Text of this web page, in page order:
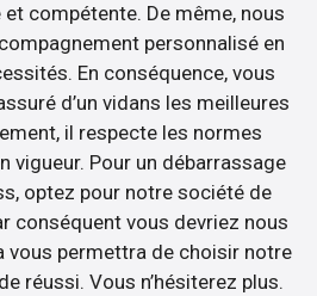
compétente. De même, nous
personnalisé en
En conséquence, vous
d’un vidans les meilleures
il respecte les normes
vigueur. Pour un débarrassage
optez pour notre société de
conséquent vous devriez nous
vous permettra de choisir notre
réussi. Vous n’hésiterez plus.